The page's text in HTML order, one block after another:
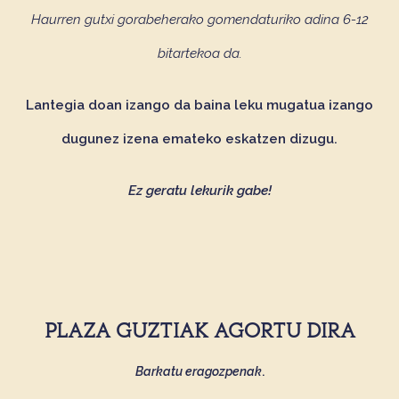
Haurren gutxi gorabeherako gomendaturiko adina 6-12
bitartekoa da.
Lantegia doan izango da baina leku mugatua izango
dugunez izena emateko eskatzen dizugu.
Ez geratu lekurik gabe!
PLAZA GUZTIAK AGORTU DIRA
Barkatu eragozpenak.